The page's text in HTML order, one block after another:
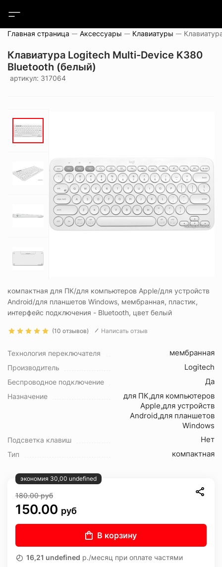
Главная страница Аксессуары Клавиатуры
Клавиатура Logitech Multi-Device K380
Bluetooth (белый)
артикул: 317064
компактная для ПК/для компьютеров Apple/для устройств
Android/для планшетов Windows, мембранная, пластик,
интерфейс подключения - Bluetooth, цвет белый
(10 отзывов) Написать отзыв
Технология переключателя мембранная
Производитель Logitech
Беспроводное подключение Да
Назначение
для ПК,для компьютеров
Apple,для устройств
Android,для планшетов
Windows
Подсветка клавиш Нет
Тип компактная
экономия 30,00 undefined
180.00руб
150.00 руб
В корзину
16,21 undefined р./месяц при оплате частями